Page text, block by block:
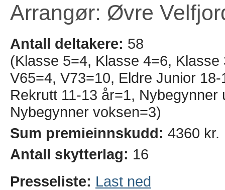
Arrangør: Øvre
Antall deltakere: 58
(Klasse 5=4, Klasse 4=6,
V65=4, V73=10, Eldre Junior
Rekrutt 11-13 år=1,
Nybegynner voksen=3)
Sum premieinnskudd: 4360 kr.
Antall skytterlag: 16
Presseliste: Last ned